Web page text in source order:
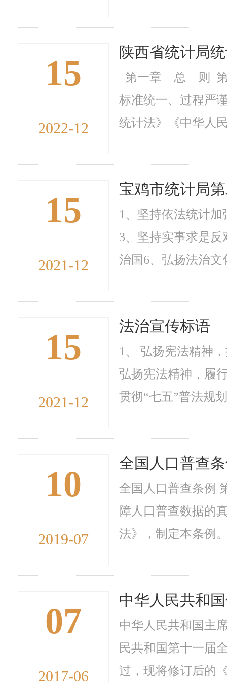
15
2022-12
陕西省统计局
第一章 总 则 第
标准统一、过程严
统计法》《中华人
15
2021-12
宝鸡市统计局
1、坚持依法统计
3、坚持实事求是
治国6、弘扬法治文
15
2021-12
法治宣传标语
1、 弘扬宪法精神
弘扬宪法精神，履
贯彻“七五”普法规
10
2019-07
全国人口普查
全国人口普查条例
障人口普查数据的
法》，制定本条
07
2017-06
中华人民共和
中华人民共和国主
民共和国第十一届
过，现将修订后的